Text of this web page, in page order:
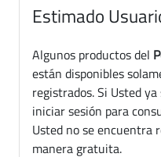
Estimado
Algunos productos del
están disponibles
registrados. Si Usted
iniciar sesión para
Usted no se encuentra
manera gratuita.